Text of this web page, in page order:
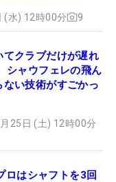
(水) 12時00分 9
てクラブだけが遅れ
ャウフェレの飛ん
ない技術がすごかっ
25日 (土) 12時00分
ロはシャフトを3回